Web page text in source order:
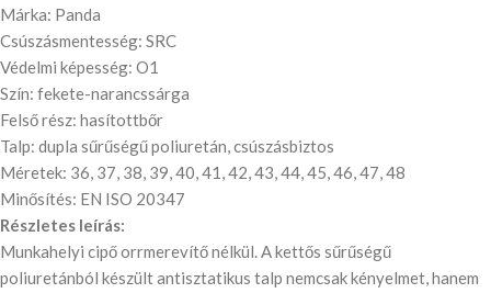
Márka: Panda
Csúszásmentesség: SRC
Védelmi képesség: O1
Szín: fekete-narancssárga
Felső rész: hasítottbőr
Talp: dupla sűrűségű poliuretán, csúszásbiztos
Méretek: 36, 37, 38, 39, 40, 41, 42, 43, 44, 45, 46, 47, 48
Minősítés: EN ISO 20347
Részletes leírás:
Munkahelyi cipő orrmerevítő nélkül. A kettős sűrűségű
poliuretánból készült antisztatikus talp nemcsak kényelmet, hanem